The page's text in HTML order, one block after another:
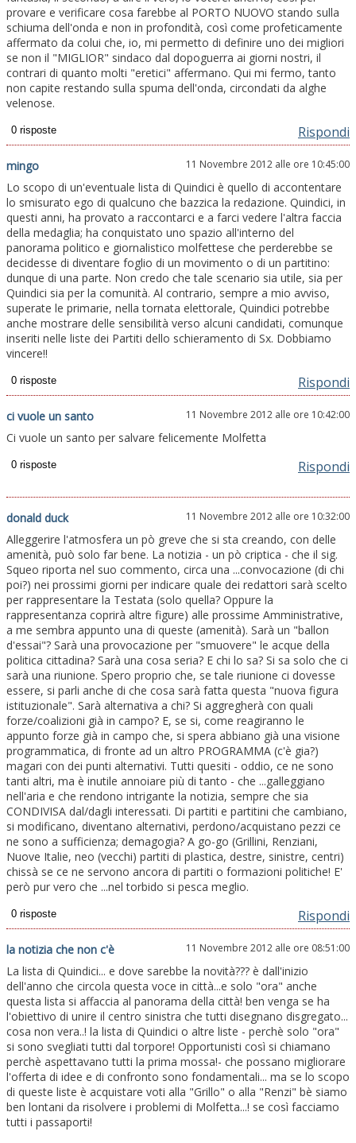
provare e verificare cosa farebbe al PORTO NUOVO stando sulla
schiuma dell'onda e non in profondità, così come profeticamente
affermato da colui che, io, mi permetto di definire uno dei migliori
se non il "MIGLIOR" sindaco dal dopoguerra ai giorni nostri, il
contrari di quanto molti "eretici" affermano. Qui mi fermo, tanto
non capite restando sulla spuma dell'onda, circondati da alghe
velenose.
Rispondi
mingo 11 Novembre 2012 alle ore 10:45:00
Lo scopo di un'eventuale lista di Quindici è quello di accontentare
lo smisurato ego di qualcuno che bazzica la redazione. Quindici, in
questi anni, ha provato a raccontarci e a farci vedere l'altra faccia
della medaglia; ha conquistato uno spazio all'interno del
panorama politico e giornalistico molfettese che perderebbe se
decidesse di diventare foglio di un movimento o di un partitino:
dunque di una parte. Non credo che tale scenario sia utile, sia per
Quindici sia per la comunità. Al contrario, sempre a mio avviso,
superate le primarie, nella tornata elettorale, Quindici potrebbe
anche mostrare delle sensibilità verso alcuni candidati, comunque
inseriti nelle liste dei Partiti dello schieramento di Sx. Dobbiamo
vincere!!
Rispondi
ci vuole un santo 11 Novembre 2012 alle ore 10:42:00
Ci vuole un santo per salvare felicemente Molfetta
Rispondi
donald duck 11 Novembre 2012 alle ore 10:32:00
Alleggerire l'atmosfera un pò greve che si sta creando, con delle
amenità, può solo far bene. La notizia - un pò criptica - che il sig.
Squeo riporta nel suo commento, circa una ...convocazione (di chi
poi?) nei prossimi giorni per indicare quale dei redattori sarà scelto
per rappresentare la Testata (solo quella? Oppure la
rappresentanza coprirà altre figure) alle prossime Amministrative,
a me sembra appunto una di queste (amenità). Sarà un "ballon
d'essai"? Sarà una provocazione per "smuovere" le acque della
politica cittadina? Sarà una cosa seria? E chi lo sa? Si sa solo che ci
sarà una riunione. Spero proprio che, se tale riunione ci dovesse
essere, si parli anche di che cosa sarà fatta questa "nuova figura
istituzionale". Sarà alternativa a chi? Si aggregherà con quali
forze/coalizioni già in campo? E, se si, come reagiranno le
appunto forze già in campo che, si spera abbiano già una visione
programmatica, di fronte ad un altro PROGRAMMA (c'è gia?)
magari con dei punti alternativi. Tutti quesiti - oddio, ce ne sono
tanti altri, ma è inutile annoiare più di tanto - che ...galleggiano
nell'aria e che rendono intrigante la notizia, sempre che sia
CONDIVISA dal/dagli interessati. Di partiti e partitini che cambiano,
si modificano, diventano alternativi, perdono/acquistano pezzi ce
ne sono a sufficienza; demagogia? A go-go (Grillini, Renziani,
Nuove Italie, neo (vecchi) partiti di plastica, destre, sinistre, centri)
chissà se ce ne servono ancora di partiti o formazioni politiche! E'
però pur vero che ...nel torbido si pesca meglio.
Rispondi
la notizia che non c'è 11 Novembre 2012 alle ore 08:51:00
La lista di Quindici... e dove sarebbe la novità??? è dall'inizio
dell'anno che circola questa voce in città...e solo "ora" anche
questa lista si affaccia al panorama della città! ben venga se ha
l'obiettivo di unire il centro sinistra che tutti disegnano disgregato...
cosa non vera..! la lista di Quindici o altre liste - perchè solo "ora"
si sono svegliati tutti dal torpore! Opportunisti così si chiamano
perchè aspettavano tutti la prima mossa!- che possano migliorare
l'offerta di idee e di confronto sono fondamentali... ma se lo scopo
di queste liste è acquistare voti alla "Grillo" o alla "Renzi" bè siamo
ben lontani da risolvere i problemi di Molfetta...! se così facciamo
tutti i passaporti!